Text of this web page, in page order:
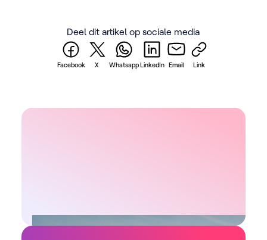
Deel dit artikel op sociale media
Facebook X WhatsappLinkedIn Email Link